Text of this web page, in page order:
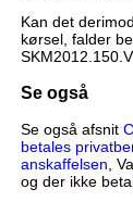
Kan det
kørsel, falder
Se også
Se også afsnit
betales
anskaffelsen,
og der ikke